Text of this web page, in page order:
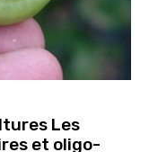
Les
et oligo-